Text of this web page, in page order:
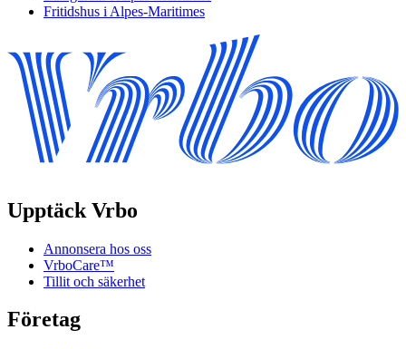
Fritidshus i Alpes-Maritimes
Upptäck Vrbo
Annonsera hos oss
VrboCare™
Tillit och säkerhet
Företag